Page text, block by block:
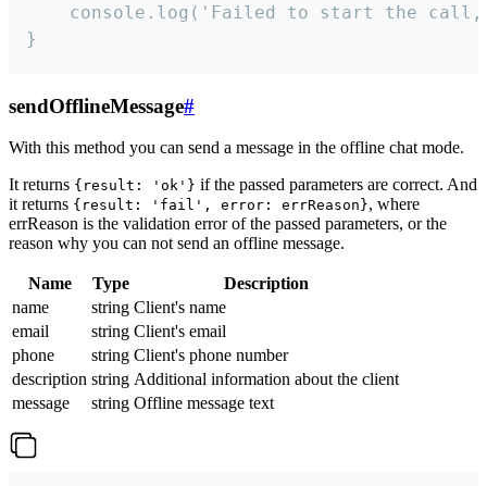
console.log('Failed to start the
}
sendOfflineMessage#
With this method you can send a message in the offline chat mode.
It returns {result: 'ok'} if the passed parameters are correct. And
it returns {result: 'fail', error: errReason}, where
errReason is the validation error of the passed parameters, or the
reason why you can not send an offline message.
Name Type
Description
name
string Client's name
email
string Client's email
phone
string Client's phone number
description string Additional information about the client
message
string Offline message text